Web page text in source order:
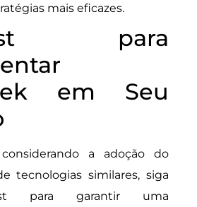
mais eficazes.
para
em Seu
a adoção do
tecnologias similares, siga
para garantir uma